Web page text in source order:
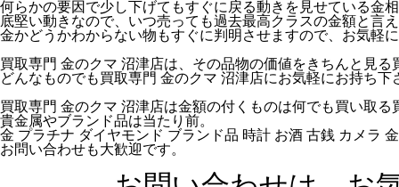
何らかの要因で少し下げてもすぐに戻る動きを見せている金
底堅い動きなので、いつ売っても過去最高クラスの金額と言
金かどうかわからない物もすぐに判明させますので、お気軽
買取専門 金のクマ 沼津店は、その品物の価値をきちんと見る
どんなものでも買取専門 金のクマ 沼津店にお気軽にお持ち下
買取専門 金のクマ 沼津店は金額の付くものは何でも買い取る
貴金属やブランド品は当たり前。
金 プラチナ ダイヤモンド ブランド品 時計 お酒 古銭 カメラ
お問い合わせも大歓迎です。